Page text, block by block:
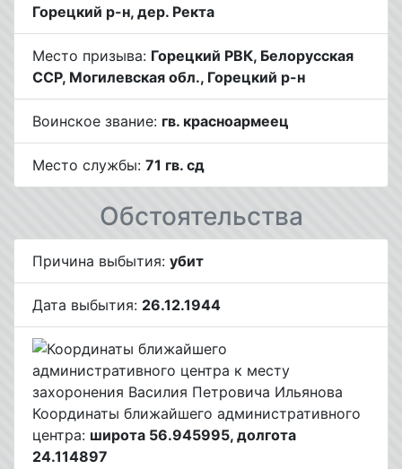
Горецкий р-н, дер. Ректа
Место призыва: Горецкий РВК, Белорусская
ССР, Могилевская обл., Горецкий р-н
Воинское звание: гв. красноармеец
Место службы: 71 гв. сд
Обстоятельства
Причина выбытия: убит
Дата выбытия: 26.12.1944
Координаты ближайшего административного
центра: широта 56.945995, долгота
24.114897